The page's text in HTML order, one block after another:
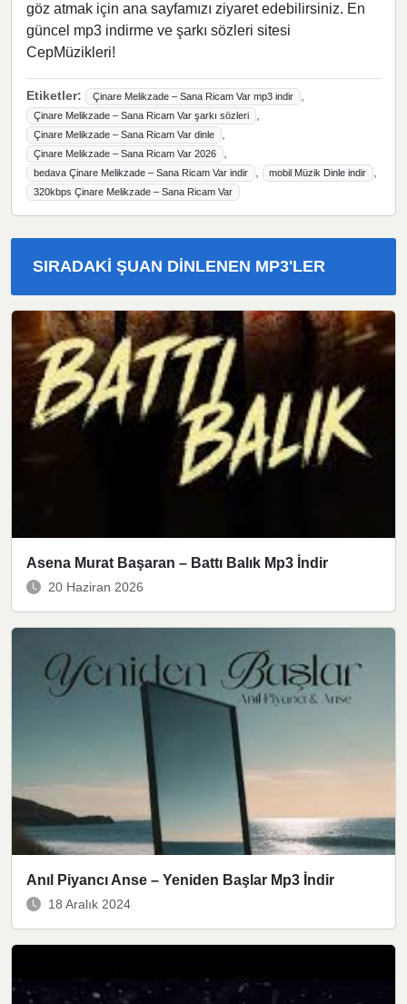
göz atmak için ana sayfamızı ziyaret edebilirsiniz. En
güncel mp3 indirme ve şarkı sözleri sitesi
CepMüzikleri!
Etiketler: Çinare Melikzade – Sana Ricam Var mp3 indir ,
Çinare Melikzade – Sana Ricam Var şarkı sözleri ,
Çinare Melikzade – Sana Ricam Var dinle ,
Çinare Melikzade – Sana Ricam Var 2026 ,
bedava Çinare Melikzade – Sana Ricam Var indir , mobil Müzik Dinle indir
320kbps Çinare Melikzade – Sana Ricam Var
SIRADAKI ŞUAN DINLENEN MP3'LER
Asena Murat Başaran – Battı Balık Mp3 İndir
20 Haziran 2026
Anıl Piyancı Anse – Yeniden Başlar Mp3 İndir
18 Aralık 2024